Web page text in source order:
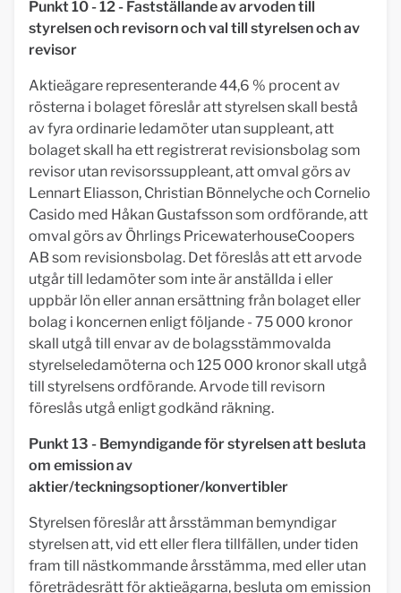
Punkt 10 - 12 - Fastställande av arvoden till
styrelsen och revisorn och val till styrelsen och av
revisor
Aktieägare representerande 44,6 % procent av
rösterna i bolaget föreslår att styrelsen skall bestå
av fyra ordinarie ledamöter utan suppleant, att
bolaget skall ha ett registrerat revisionsbolag som
revisor utan revisorssuppleant, att omval görs av
Lennart Eliasson, Christian Bönnelyche och Cornelio
Casido med Håkan Gustafsson som ordförande, att
omval görs av Öhrlings PricewaterhouseCoopers
AB som revisionsbolag. Det föreslås att ett arvode
utgår till ledamöter som inte är anställda i eller
uppbär lön eller annan ersättning från bolaget eller
bolag i koncernen enligt följande - 75 000 kronor
skall utgå till envar av de bolagsstämmovalda
styrelseledamöterna och 125 000 kronor skall utgå
till styrelsens ordförande. Arvode till revisorn
föreslås utgå enligt godkänd räkning.
Punkt 13 - Bemyndigande för styrelsen att besluta
om emission av
aktier/teckningsoptioner/konvertibler
Styrelsen föreslår att årsstämman bemyndigar
styrelsen att, vid ett eller flera tillfällen, under tiden
fram till nästkommande årsstämma, med eller utan
företrädesrätt för aktieägarna, besluta om emission